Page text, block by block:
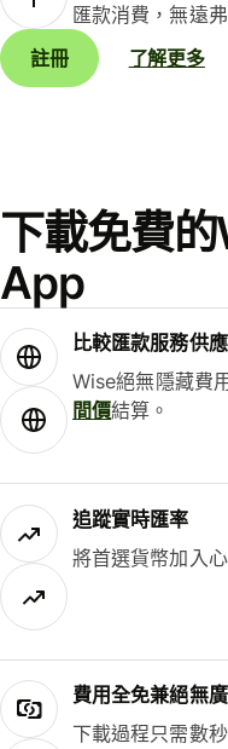
匯款消費，無遠弗
註冊
了解更多
下載免費
App
比較匯款服務供
Wise絕無隱藏費
間價結算。
追蹤實時匯率
將首選貨幣加入
費用全免兼絕無
下載過程只需數